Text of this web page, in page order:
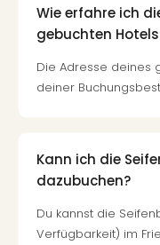
Wie erfahre ich
gebuchten
Die Adresse deines
deiner
Kann ich die
dazubuchen?
Du kannst die
Verfügbarkeit) im